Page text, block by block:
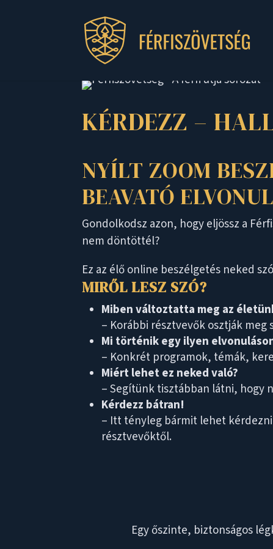
KÉRDEZZ –
NYÍLT ZOOM
BEAVATÓ
Gondolkodsz azon, hogy eljössz a
nem döntöttél?
Ez az élő online beszélgetés neked
MIRŐL LESZ SZÓ?
Miben változtatta meg az
– Korábbi résztvevők osztják
Mi történik egy ilyen
– Konkrét programok, témák,
Miért lehet ez neked való?
– Segítünk tisztábban látni, hogy
Kérdezz bátran!
– Itt tényleg bármit lehet
résztvevőktől.
Egy őszinte, biztonságos